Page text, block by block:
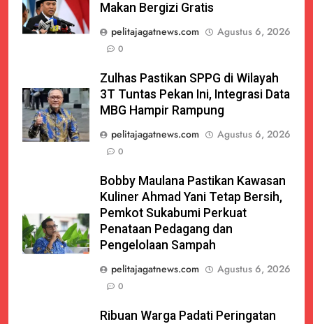
Makan Bergizi Gratis
pelitajagatnews.com
Agustus 6, 2026
0
Zulhas Pastikan SPPG di Wilayah
3T Tuntas Pekan Ini, Integrasi Data
MBG Hampir Rampung
pelitajagatnews.com
Agustus 6, 2026
0
Bobby Maulana Pastikan Kawasan
Kuliner Ahmad Yani Tetap Bersih,
Pemkot Sukabumi Perkuat
Penataan Pedagang dan
Pengelolaan Sampah
pelitajagatnews.com
Agustus 6, 2026
0
Ribuan Warga Padati Peringatan